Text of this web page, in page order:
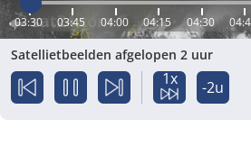
03:30 03:45 04:00 04:15 04:30
Satellietbeelden afgelopen 2 uur
1x -2u